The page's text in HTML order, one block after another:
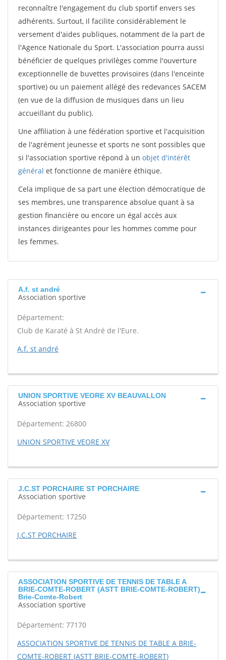
reconnaître l'engagement du club sportif envers ses
adhérents. Surtout, il facilite considérablement le
versement d'aides publiques, notamment de la part de
l'Agence Nationale du Sport. L'association pourra aussi
bénéficier de quelques privilèges comme l'ouverture
exceptionnelle de buvettes provisoires (dans l'enceinte
sportive) ou un paiement allégé des redevances SACEM
(en vue de la diffusion de musiques dans un lieu
accueillant du public).
Une affiliation à une fédération sportive et l'acquisition
de l'agrément jeunesse et sports ne sont possibles que
si l'association sportive répond à un objet d'intérêt
général et fonctionne de manière éthique.
Cela implique de sa part une élection démocratique de
ses membres, une transparence absolue quant à sa
gestion financière ou encore un égal accès aux
instances dirigeantes pour les hommes comme pour
les femmes.
A.f. st andré
Association sportive
Département:
Club de Karaté à St André de l'Eure.
A.f. st andré
UNION SPORTIVE VEORE XV BEAUVALLON
Association sportive
Département: 26800
UNION SPORTIVE VEORE XV
J.C.ST PORCHAIRE ST PORCHAIRE
Association sportive
Département: 17250
J.C.ST PORCHAIRE
ASSOCIATION SPORTIVE DE TENNIS DE TABLE A
BRIE-COMTE-ROBERT (ASTT BRIE-COMTE-ROBERT)
Brie-Comte-Robert
Association sportive
Département: 77170
ASSOCIATION SPORTIVE DE TENNIS DE TABLE A BRIE-
COMTE-ROBERT (ASTT BRIE-COMTE-ROBERT)